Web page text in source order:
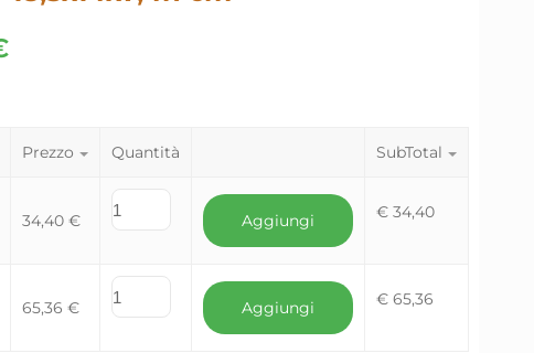
Prezzo Quantità SubTotal
34,40€ Aggiungi €34,40
65,36€ Aggiungi €65,36